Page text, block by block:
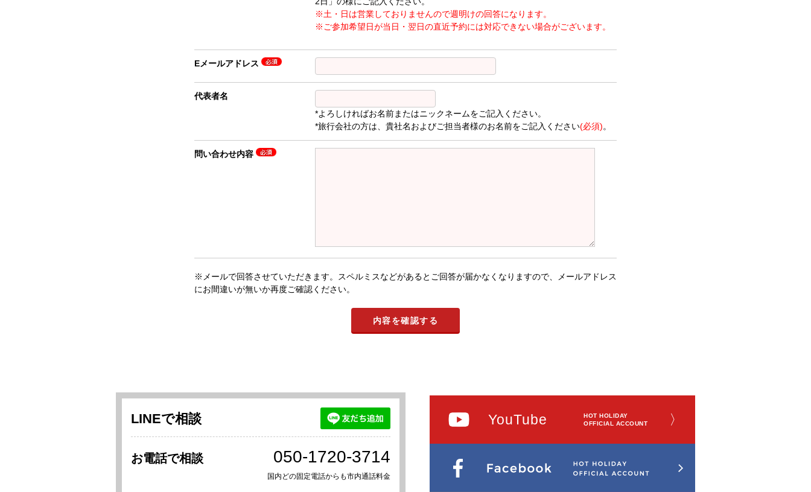
※土・日は営業しておりませんので週明けの回答になります。
※ご参加希望日が当日・翌日の直近予約には対応できない場合がございます。
Eメールアドレス
代表者名
*よろしければお名前またはニックネームをご記入ください。
*旅行会社の方は、貴社名およびご担当者様のお名前をご記入ください(必須)。
問い合わせ内容
※メールで回答させていただきます。スペルミスなどがあるとご回答が届かなくなりますので、メールアドレス
にお間違いが無いか再度ご確認ください。
LINEで相談
お電話で相談 050-1720-3714
国内どの固定電話からも市内通話料金
YouTube
HOT HOLIDAY
OFFICIAL ACCOUNT
〉